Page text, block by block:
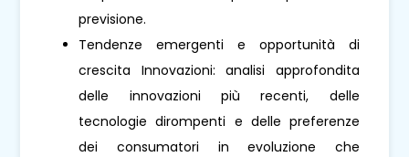
previsione.
Tendenze emergenti e opportunità di
crescita Innovazioni: analisi approfondita
delle innovazioni più recenti, delle
tecnologie dirompenti e delle preferenze
dei consumatori in evoluzione che